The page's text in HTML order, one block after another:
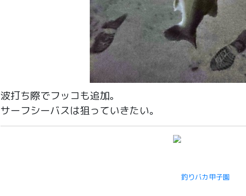
波打ち際でフッコも追加。
サーフシーバスは狙っていきたい。